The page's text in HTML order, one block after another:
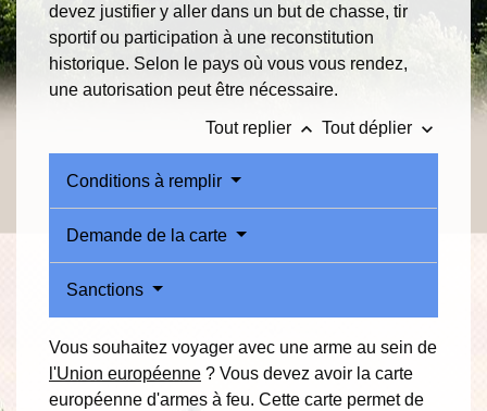
devez justifier y aller dans un but de chasse, tir
sportif ou participation à une reconstitution
historique. Selon le pays où vous vous rendez,
une autorisation peut être nécessaire.
Tout replier keyboard_arrow_up Tout déplier keyboard_arrow_down
Conditions à remplir
Demande de la carte
Sanctions
Vous souhaitez voyager avec une arme au sein de
l'Union européenne ? Vous devez avoir la carte
européenne d'armes à feu. Cette carte permet de